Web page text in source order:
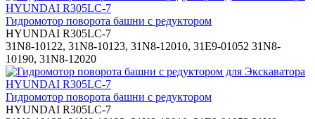
Гидромотор поворота башни с редуктором
HYUNDAI R305LC-7
31N8-10122, 31N8-10123, 31N8-12010, 31E9-01052 31N8-
10190, 31N8-12020
Гидромотор поворота башни с редуктором
HYUNDAI R305LC-7